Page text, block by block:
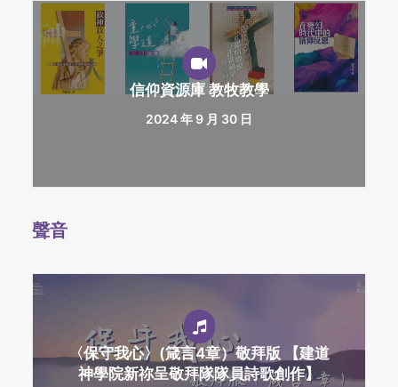
信仰資源庫 教牧教學
2024 年 9 月 30 日
聲音
〈保守我心〉(箴言4章）敬拜版 【建道
神學院新祢呈敬拜隊隊員詩歌創作】